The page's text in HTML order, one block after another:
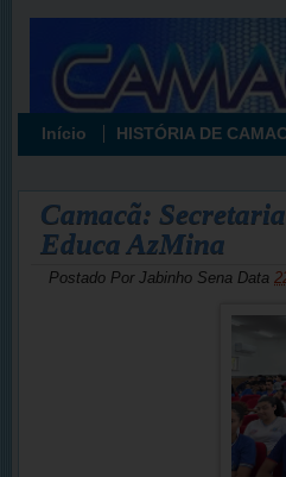
Início HISTÓRIA DE
Camacã:
Educa AzMina
Postado Por Jabinho Sena Data